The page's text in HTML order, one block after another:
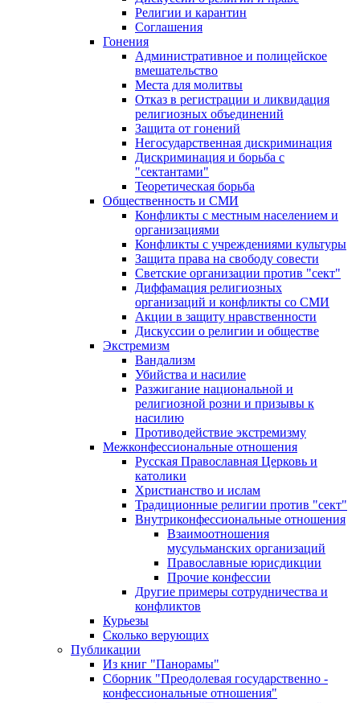
Религии и карантин
Соглашения
Гонения
Административное и полицейское
вмешательство
Места для молитвы
Отказ в регистрации и ликвидация
религиозных объединений
Защита от гонений
Негосударственная дискриминация
Дискриминация и борьба с
"сектантами"
Теоретическая борьба
Общественность и СМИ
Конфликты с местным населением и
организациями
Конфликты с учреждениями культуры
Защита права на свободу совести
Светские организации против "сект"
Диффамация религиозных
организаций и конфликты со СМИ
Акции в защиту нравственности
Дискуссии о религии и обществе
Экстремизм
Вандализм
Убийства и насилие
Разжигание национальной и
религиозной розни и призывы к
насилию
Противодействие экстремизму
Межконфессиональные отношения
Русская Православная Церковь и
католики
Христианство и ислам
Традиционные религии против "сект"
Внутриконфессиональные отношения
Взаимоотношения
мусульманских организаций
Православные юрисдикции
Прочие конфессии
Другие примеры сотрудничества и
конфликтов
Курьезы
Сколько верующих
Публикации
Из книг "Панорамы"
Сборник "Преодолевая государственно -
конфессиональные отношения"